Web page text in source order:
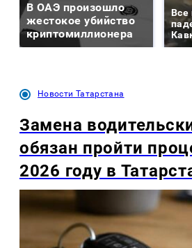
В ОАЭ произошло
жестокое убийство
криптомиллионера
Все
Новости Татарстана
Замена
обязан пройти
2026 году в